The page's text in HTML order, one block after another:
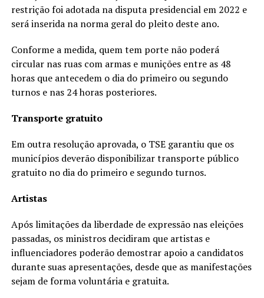
restrição foi adotada na disputa presidencial em 2022 e
será inserida na norma geral do pleito deste ano.
Conforme a medida, quem tem porte não poderá
circular nas ruas com armas e munições entre as 48
horas que antecedem o dia do primeiro ou segundo
turnos e nas 24 horas posteriores.
Transporte gratuito
Em outra resolução aprovada, o TSE garantiu que os
municípios deverão disponibilizar transporte público
gratuito no dia do primeiro e segundo turnos.
Artistas
Após limitações da liberdade de expressão nas eleições
passadas, os ministros decidiram que artistas e
influenciadores poderão demostrar apoio a candidatos
durante suas apresentações, desde que as manifestações
sejam de forma voluntária e gratuita.